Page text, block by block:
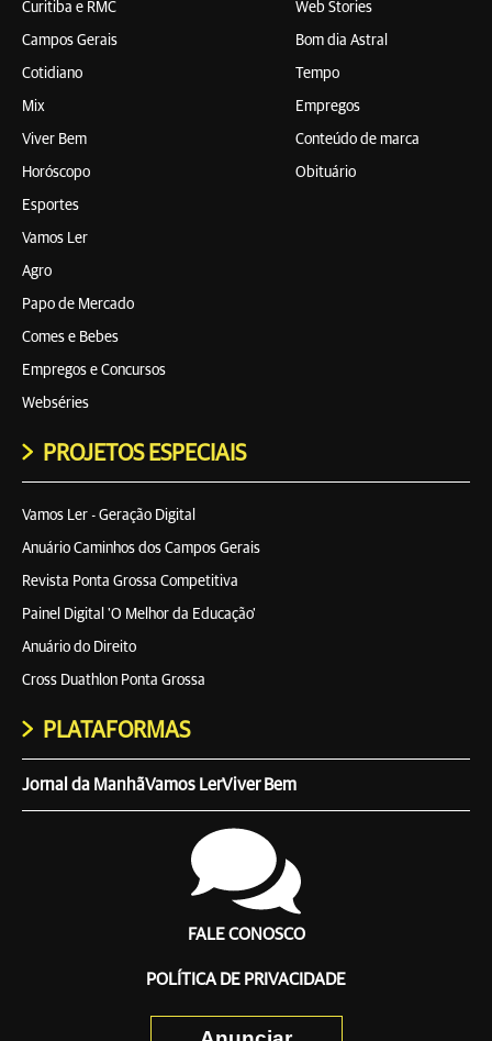
Curitiba e RMC
Campos Gerais
Cotidiano
Mix
Viver Bem
Horóscopo
Esportes
Vamos Ler
Agro
Papo de Mercado
Comes e Bebes
Empregos e Concursos
Webséries
Web Stories
Bom dia Astral
Tempo
Empregos
Conteúdo de marca
Obituário
PROJETOS ESPECIAIS
Vamos Ler - Geração Digital
Anuário Caminhos dos Campos Gerais
Revista Ponta Grossa Competitiva
Painel Digital 'O Melhor da Educação'
Anuário do Direito
Cross Duathlon Ponta Grossa
PLATAFORMAS
Jornal da ManhãVamos LerViver Bem
FALE CONOSCO
POLÍTICA DE PRIVACIDADE